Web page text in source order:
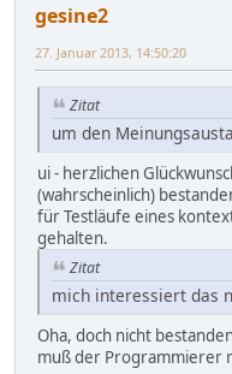
gesine2
27. Januar 2013, 14:50:20
Zitat
um den
ui - herzlichen
(wahrscheinlich)
für Testläufe eines
gehalten.
Zitat
mich interessiert das
Oha, doch nicht
muß der Programmierer